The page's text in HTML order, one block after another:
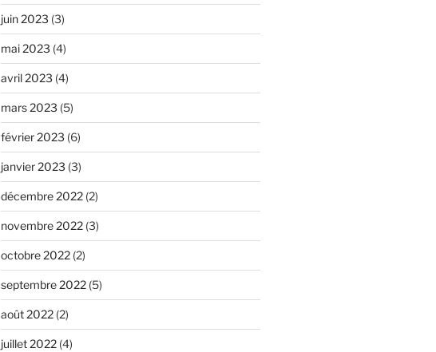
juin 2023 (3)
mai 2023 (4)
avril 2023 (4)
mars 2023 (5)
février 2023 (6)
janvier 2023 (3)
décembre 2022(2)
novembre 2022(3)
octobre 2022(2)
septembre 2022(5)
août 2022(2)
juillet 2022(4)